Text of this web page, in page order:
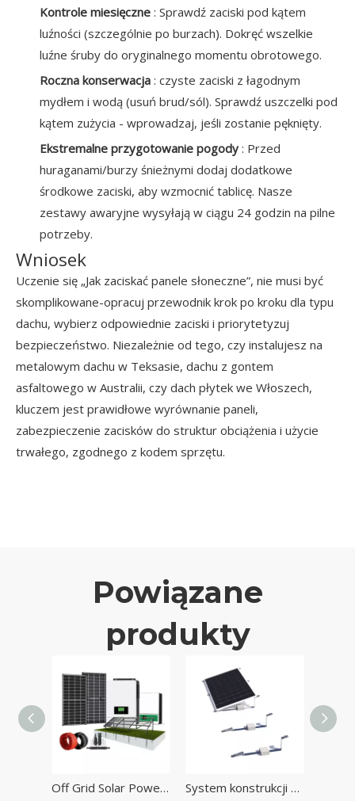
Kontrole miesięczne : Sprawdź zaciski pod kątem
luźności (szczególnie po burzach). Dokręć wszelkie
luźne śruby do oryginalnego momentu obrotowego.
Roczna konserwacja : czyste zaciski z łagodnym
mydłem i wodą (usuń brud/sól). Sprawdź uszczelki pod
kątem zużycia - wprowadzaj, jeśli zostanie pęknięty.
Ekstremalne przygotowanie pogody : Przed
huraganami/burzy śnieżnymi dodaj dodatkowe
środkowe zaciski, aby wzmocnić tablicę. Nasze
zestawy awaryjne wysyłają w ciągu 24 godzin na pilne
potrzeby.
Wniosek
Uczenie się „Jak zaciskać panele słoneczne”, nie musi być
skomplikowane-opracuj przewodnik krok po kroku dla typu
dachu, wybierz odpowiednie zaciski i priorytetyzuj
bezpieczeństwo. Niezależnie od tego, czy instalujesz na
metalowym dachu w Teksasie, dachu z gontem
asfaltowego w Australii, czy dach płytek we Włoszech,
kluczem jest prawidłowe wyrównanie paneli,
zabezpieczenie zacisków do struktur obciążenia i użycie
trwałego, zgodnego z kodem sprzętu.
Powiązane
produkty
System konstrukcji montowania baletowego panelu z płaskim dachem słonecznym Metalowy beton typu Solar A Solar Bracket Bracket